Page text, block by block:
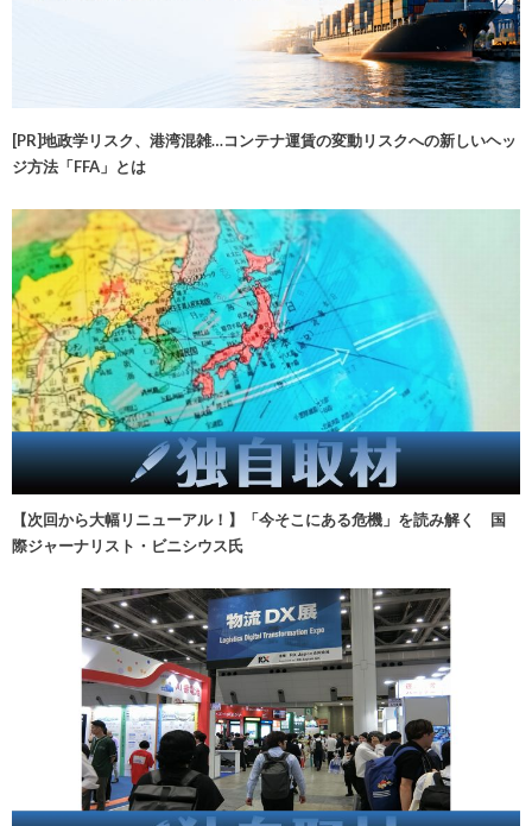
[PR]地政学リスク、港湾混雑…コンテナ運賃の変動リスクへの新しいヘッ
ジ方法「FFA」とは
【次回から大幅リニューアル！】「今そこにある危機」を読み解く 国
際ジャーナリスト・ビニシウス氏